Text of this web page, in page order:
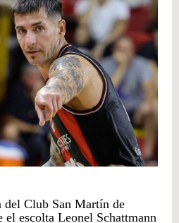
Club San Martín de
escolta Leonel Schattmann